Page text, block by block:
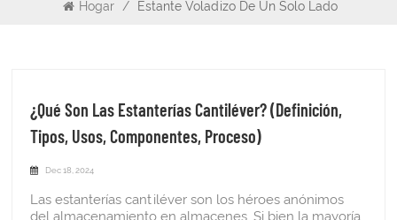
Hogar / Estante Voladizo De Un Solo Lado
¿Qué Son Las Estanterías Cantiléver? (Definición,
Tipos, Usos, Componentes, Proceso)
Dec 18, 2024
Las estanterías cantiléver son los héroes anónimos del almacenamiento en almacenes. Si bien la mayoría de la gente está familiarizada con los estantes para paletas estándar, los estantes cantilever cambian las reglas del juego cuando se trata de almacenar artículos largos, pesados o de formas extrañas. En esta guía, le explicaremos todo lo que necesita saber sobre las estanterías cantilever, desde qué son hasta por qué son esenciales para la optimización del almacén. ¿Qué es un estante voladizo?Un estante voladizo es un tipo de sistema de almacenamiento que presenta brazos que sobresalen de una columna vertical. A diferencia de las estanterías tradicionales, que tienen estantes horizontales, los estantes voladizos son ideales para almacenar artículos que no encajan bien en las estanterías típicas, como madera, tuberías o muebles grandes.Componentes clave:Columnas verticales: La columna vertebral del bastidor, que proporciona estabilidad.Brazos Horizontales: Los brazos extendidos que sostienen los artículos. Se pueden personalizar en longitud y altura.Base o reposapiés: Asegura la estructura al suelo.Los bastidores cantilever están disponibles en varias configuraciones y tamaños, lo que los hace versátiles para diferentes necesidades de almacenamiento. ¿Cómo funciona una estantería cantiléver?Los estantes cantilever funcionan utilizando sus extensiones de brazo para sostener productos, lo que permite una mejor utilización del espacio. El diseño abierto permite un fácil acceso a los artículos desde cualquier lado del estante, mientras que los brazos soportan el peso de materiales largos o de gran tamaño. Este diseño maximiza el uso del espacio vertical, lo que lo hace ideal para almacenes con espacio limitado. ¿Cómo fabricar una estantería voladiza? 1. Materias primasEl primer paso en la fabricación de una estantería voladiza es obtener materias primas de alta calidad: acero para rodillos en frío Q235. Material de acero de alta calidad para mayor resistencia y capacidad de carga. Se utilizan láminas, barras y columnas de acero como componentes principales del marco y los brazos del bastidor. 2. CortarUna vez recibidos los materiales, el siguiente paso es cortarlos en las dimensiones requeridas. Utilizando una máquina de corte de precisión, las piezas de acero se moldean de acuerdo con las especificaciones de diseño. Este es un paso crítico para garantizar que todas las piezas encajen correctamente en el ensamblaje final. 3. DoblarDespués del corte, algunas partes de la rejilla, especialmente los brazos, deben doblarse en los ángulos correctos. Las máquinas dobladoras aplican fuerza al metal para lograr la forma deseada, asegurando que los brazos del estante voladizo puedan extenderse hacia afuera para soportar los artículos almacenados. 4. PerforaciónEl punzonado es un paso en el que se crean agujeros en el metal para pernos, tornillos o remaches. Estos orificios son esenciales para conectar diferentes componentes del bastidor cantilever y garantizar que el conjunto sea estable y seguro. 5. Dar formaDar forma implica refinar aún más la forma de las piezas. Este paso puede incluir ajustes adicionales, como redondear los bordes o ajustar las curvas de los brazos del estante, garantizando resistencia y seguridad para su uso en almacenamiento industrial. 6. PulidoEl pulido se realiza para suavizar los bordes o superficies ásperas que quedan después de cortar, doblar y dar forma. Ayuda a mejorar la apariencia del estante y también garantiza que las superficies sean seguras de manipular, sin bordes afilados que puedan causar lesiones. 7. SoldaduraLa soldadura es el proceso por el que se unen los distintos componentes de la estantería cantilever. Los brazos, columnas y base están soldados para formar una estructura sólida y cohesiva. La soldadura debe ser precisa para garantizar que la estantería cantiléver pueda soportar cargas pesadas y ofrecer un rendimiento duradero. 8. Decapado ácidoEl decapado ácido es un proceso de limpieza en el que los componentes de la rejilla se sumergen en una solución ácida. Este paso elimina las incrustaciones, el óxido o las impurezas del acero, asegurando que el metal esté limpio y listo para el siguiente paso de recubrimiento. 9. PinturaUna vez que se han limpiado los componentes de la estantería, nuestras estanterías cantilever se tratan con pintura en polvo suave. Esto ayuda a prevenir el óxido y la corrosión, lo que garantiza que los bastidores sean duraderos en entornos hostiles. La pintura también le da al estante una apariencia pulida y acabada. Se pueden aplicar diferentes colores y acabados según las preferencias del cliente y el uso previsto de las estanterías. 10. Productos terminadosDespués del pintado, las estanterías cantilever se someten a una inspección final para garantizar que cumplen con los estándares de calidad y seguridad. Una vez aprobados, los bastidores se empaquetan y envían a los clientes, listos para ser instalados en almacenes o instalaciones de almacenamiento. Tipos de estanterías voladizasEl tipo correcto de estantería cantilever puede optimizar el almacenamiento, reducir el desperdicio de espacio y mejorar el flujo de trabajo en su almacén. Ya sea que necesite almacenar artículos livianos o productos industriales pesados, comprender los distintos tipos de bastidores cantilever es esencial para garantizar que su solución de almacenamiento satisfaga sus necesidades de manera eficiente. Bastidores voladizos de un solo lado Los estantes cantilever de un solo lado son ideales para situaciones en las que es necesario acceder a los productos desde un solo lado. Estos bastidores suelen contar con un poste vertical con brazos extensibles en un lado, lo que permite el almacenamiento de artículos largos o voluminosos.Mejores casos de usoEstos bastidores se utilizan comúnmente en almacenes o establecimientos minoristas donde es necesario acceder fácilmente a productos como tuberías, madera o barras de acero desde una dirección. Ideal para aplicaciones donde el espacio es limitado en un lado o donde la carga y descarga se realizan desde un solo pasillo. Ventajas:Ahorro de espacio, especialmente en pasillos estrechos.Diseño simple para una fácil instalación y uso.Ofrece una estructura limpia y abierta para un fácil acceso al producto.Contras:Accesibilidad limitada si es necesario acceder a los elementos desde ambos lados.Menos flexible en comparación con las opciones de doble cara. Bastidores voladizos de doble cara Los bastidores cantilever de doble cara ofrecen almacenamiento en ambos lados del soporte vertical, lo que proporciona el doble de capacidad de almacenamiento en el mismo espacio. Estas estanterías se suelen utilizar en entornos con mucho tránsito, permitiendo la carga y descarga simultánea por ambos lados.Mejores casos de usoLos racks de doble cara son ideales para grandes almacenes o centros de distribución donde se necesita una gran capacidad de almacenamiento y un acceso rápido. A menudo se utilizan para almacenar materiales como madera, muebles o productos metálicos. Ventajas:Mayor capacidad de almacenamiento dentro del mismo espacio.Recuperación de inventario más rápida desde cualquier lado del estante.Ideal para entornos de alta exigencia. Contras:Requiere más espacio en el pasillo para mayor accesibilidad.Puede ser más complejo y costoso de instalar.Bastidores voladizos estructurales Los bastidores voladizos estructurales están diseñados para aplicaciones de alta resistencia y pueden soportar grandes cargas. Fabricados con acero de alta resistencia y componentes de alta resistencia, estos bastidores están diseñados para almacenar artículos grandes y voluminosos, como vigas de acero, bobinas y componentes de maquinaria pesada.Mejores casos de usoEstos bastidores se encuentran normalmente en industrias como la construcción, la manufactura y la producción de acero, donde los materiales pesados deben almacenarse de manera segura y eficiente. Son excelentes para almacenes que trabajan con materiales de calidad industrial. Ventajas:Diseñado para necesidades de almacenamiento de alta resistencia.Puede contener artículos grandes y voluminosos.Extremadamente duradero y robusto. Contras:Más pesados y caros que los bastidores más ligeros.Requiere más tiempo y esfuerzo de instalación. Estantes voladizos enrollados Los bastidores voladizos laminados están hechos de acero liviano al que se le da forma en un perfil específico para brindar resistencia y durabilidad. Estos bastidores son más asequibles que los bastidores estructurales y sus componentes son fáciles de montar y ajustar.Mejores casos de usoLos bastidores voladizos enrollados son excelentes para almacenar materiales de peso mediano, como madera más pequeña, tuberías de plástico o muebles. Se utilizan comúnmente en industrias que requieren una solución adaptable y rentable para almacenar productos de diferentes tamaños. Ventajas:Más asequible en comparación con los bastidores estructurales.Más ligero y más fácil de instalar.Diseño ajustable para necesidades de almacenamiento flexibles.Contras:Menos duraderos que los bastidores estructurales para cargas pesadas.Puede que no sea adecuado para materiales extremadamente grandes o pesados. Entresuelo voladizo Un entrepiso en voladizo es un sistema de bastidor de dos niveles que utiliza el espacio superior para crear capacidad de almacenamiento adicional. Es esencialmente una plataforma o un segundo piso construido sobre estantes voladizos existentes, creando una solución de almacenamiento de varios niveles.Mejores casos de usoLos entrepisos voladizos se utilizan en instalaciones grandes donde maximizar el espacio vertical es fundamental. A menudo se emplean en almacenes, centros de distribución y plantas industriales que requieren un espacio de almacenamiento sustancial para mercancías a las que no necesariamente se accede con frecuencia. Ventajas:Maximiza el espacio vertical y proporciona niveles de almacenamiento adicionales.Ideal para empresas con altas d